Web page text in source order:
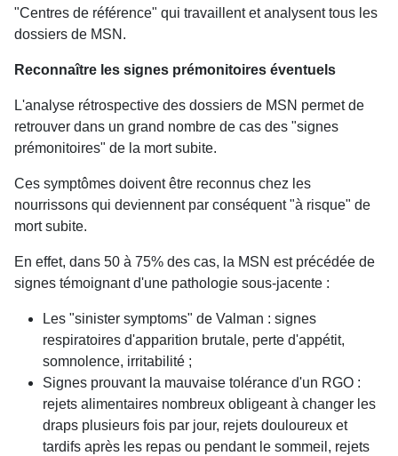
"Centres de référence" qui travaillent et analysent tous les
dossiers de MSN.
Reconnaître les signes prémonitoires éventuels
L'analyse rétrospective des dossiers de MSN permet de
retrouver dans un grand nombre de cas des "signes
prémonitoires" de la mort subite.
Ces symptômes doivent être reconnus chez les
nourrissons qui deviennent par conséquent "à risque" de
mort subite.
En effet, dans 50 à 75% des cas, la MSN est précédée de
signes témoignant d'une pathologie sous-jacente :
Les "sinister symptoms" de Valman : signes
respiratoires d'apparition brutale, perte d'appétit,
somnolence, irritabilité ;
Signes prouvant la mauvaise tolérance d'un RGO :
rejets alimentaires nombreux obligeant à changer les
draps plusieurs fois par jour, rejets douloureux et
tardifs après les repas ou pendant le sommeil, rejets